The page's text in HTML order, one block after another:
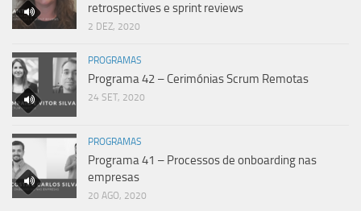
retrospectives e sprint reviews
2 DEZ, 2020
PROGRAMAS
Programa 42 – Cerimónias Scrum Remotas
24 SET, 2020
PROGRAMAS
Programa 41 – Processos de onboarding nas
empresas
20 AGO, 2020